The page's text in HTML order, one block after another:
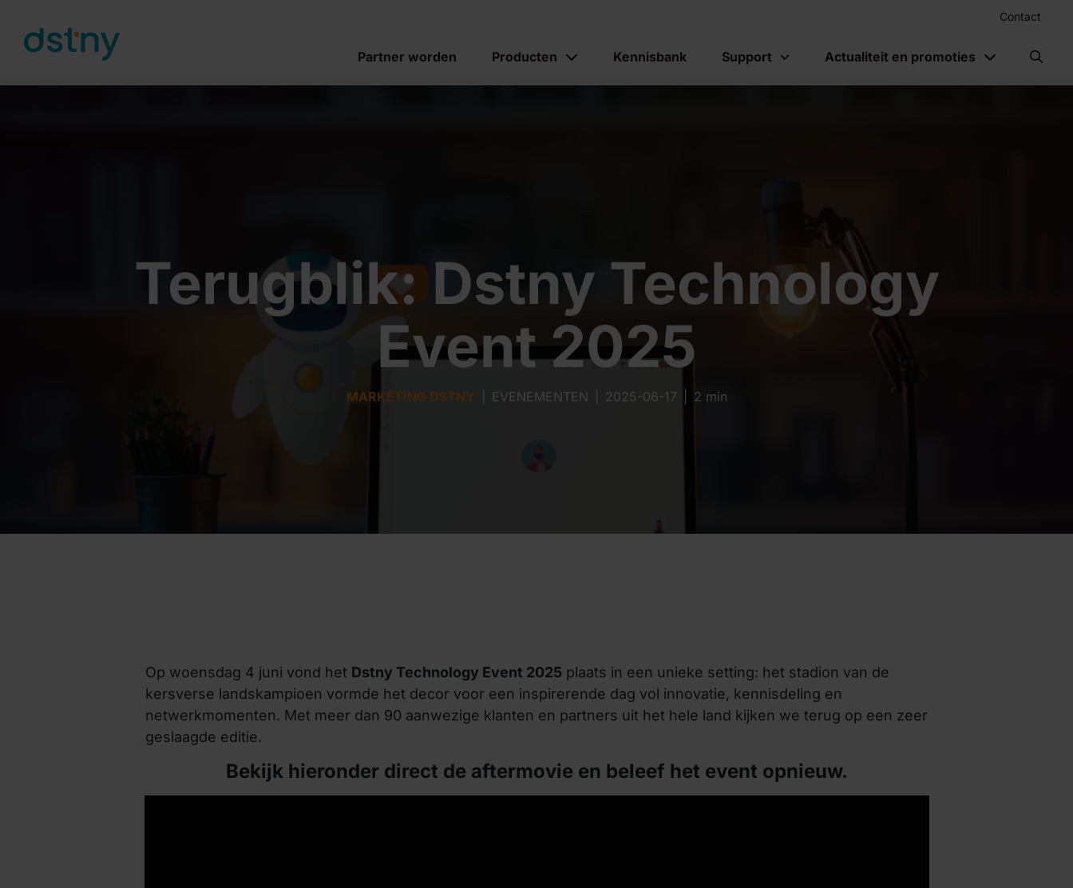
Skip to content
Contact
Partner worden Producten Kennisbank Support Actualiteit en promoties
Terugblik: Dstny Technology
Event 2025
MARKETING DSTNY EVENEMENTEN 2025-06-17 2 min
Op woensdag 4 juni vond het Dstny Technology Event 2025 plaats in een unieke setting: het stadion van de
kersverse landskampioen vormde het decor voor een inspirerende dag vol innovatie, kennisdeling en
netwerkmomenten. Met meer dan 90 aanwezige klanten en partners uit het hele land kijken we terug op een zeer
geslaagde editie.
Bekijk hieronder direct de aftermovie en beleef het event opnieuw.